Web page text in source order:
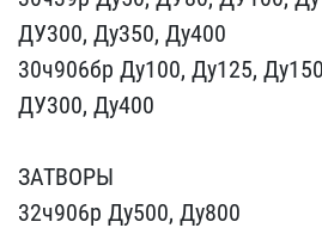
ДУ300, Д​у350, Ду400
30ч906бр Ду1​00, Ду125,
ДУ300, Ду400
ЗА​ТВОРЫ
32ч906р Ду500, Ду8​00